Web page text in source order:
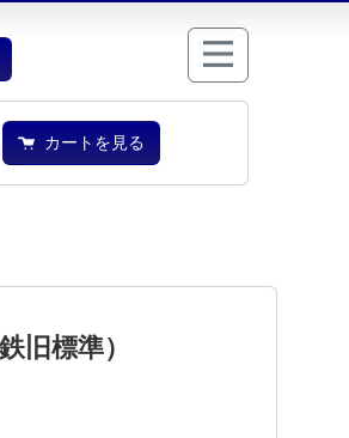
カートを見る
旧標準）